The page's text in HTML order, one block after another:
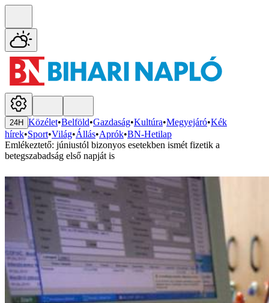
24H Közélet•Belföld•Gazdaság•Kultúra•Megyejáró•Kék
hírek•Sport•Világ•Állás•Aprók•BN-Hetilap
Emlékeztető: júniustól bizonyos esetekben ismét fizetik a
betegszabadság első napját is